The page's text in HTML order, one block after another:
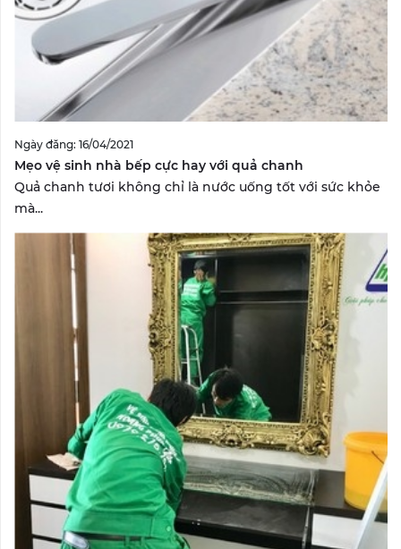
Ngày đăng: 16/04/2021
Mẹo vệ sinh nhà bếp cực hay với quả chanh
Quả chanh tươi không chỉ là nước uống tốt với sức khỏe
mà...